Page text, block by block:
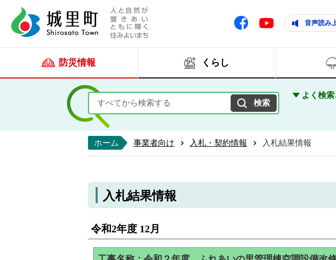
人と自然が響きあいともに輝く住みよいまち
Facebook Youtube 音声読み
防災情報 くらし
よく検
ホーム 事業者向け 入札・契約情報 入札結果情報
入札結果情報
令和2年度 12月